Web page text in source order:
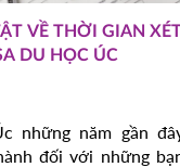
VỀ THỜI GIAN
DU HỌC ÚC
những năm gần
đối với những